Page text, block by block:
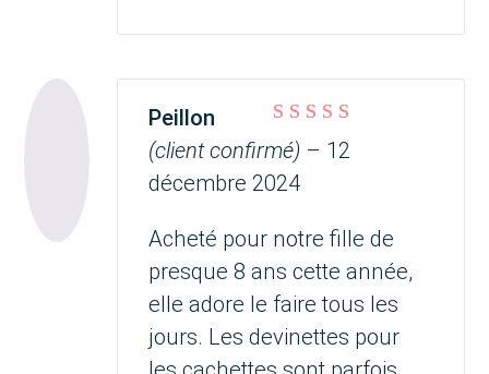
Note sur 5
Peillon
(client confirmé) – 12
décembre 2024
Acheté pour notre fille de
presque 8 ans cette année,
elle adore le faire tous les
jours. Les devinettes pour